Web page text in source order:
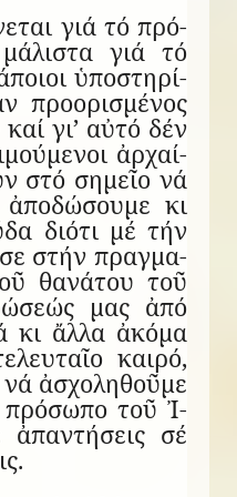
γιά τό πρό­
γιά τό
ὑ­πο­στη­ρί­
προ­ο­ρι­σμέ­νος
γι’ αὐτό δέν
ἀρ­χαί­
στό ση­μεῖο νά
κι
δι­ότι μέ τήν
στήν πρα­γμα­
θα­νά­του τοῦ
μας ἀπό
κι ἄλλα ἀ­κόμα
καιρό,
ἀ­σχο­λη­θοῦμε
πρό­σωπο τοῦ Ἰ­
σέ